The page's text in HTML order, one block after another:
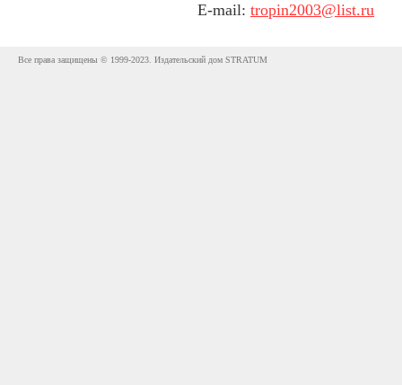
E-mail: tropin2003@list.ru
Все права защищены © 1999-2023. Издательский дом STRATUM